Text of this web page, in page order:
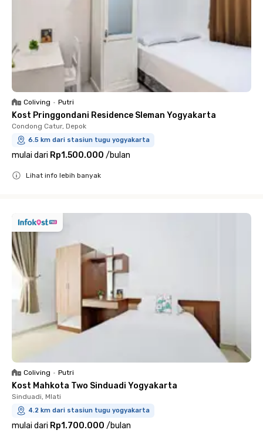
Coliving • Putri
Kost Pringgondani Residence Sleman Yogyakarta
Condong Catur, Depok
6.5 km dari stasiun tugu yogyakarta
mulai dari Rp1.500.000 /bulan
Lihat info lebih banyak
Coliving • Putri
Kost Mahkota Two Sinduadi Yogyakarta
Sinduadi, Mlati
4.2 km dari stasiun tugu yogyakarta
mulai dari Rp1.700.000 /bulan